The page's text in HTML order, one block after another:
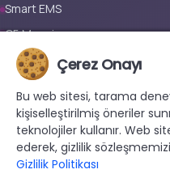
Smart EMS
G5 Masajı
Tüm Vücut Epilasyon (Erkek)
Tüm Vücut Epilasyon (Kadın)
Protez Tırnak
İLETIŞIM
+90 533 038 48 24
Çerez Onayı
Bu web sitesi, tarama
kişiselleştirilmiş öneriler
teknolojiler kullanır. Web
ederek, gizlilik
Gizlilik Politikası